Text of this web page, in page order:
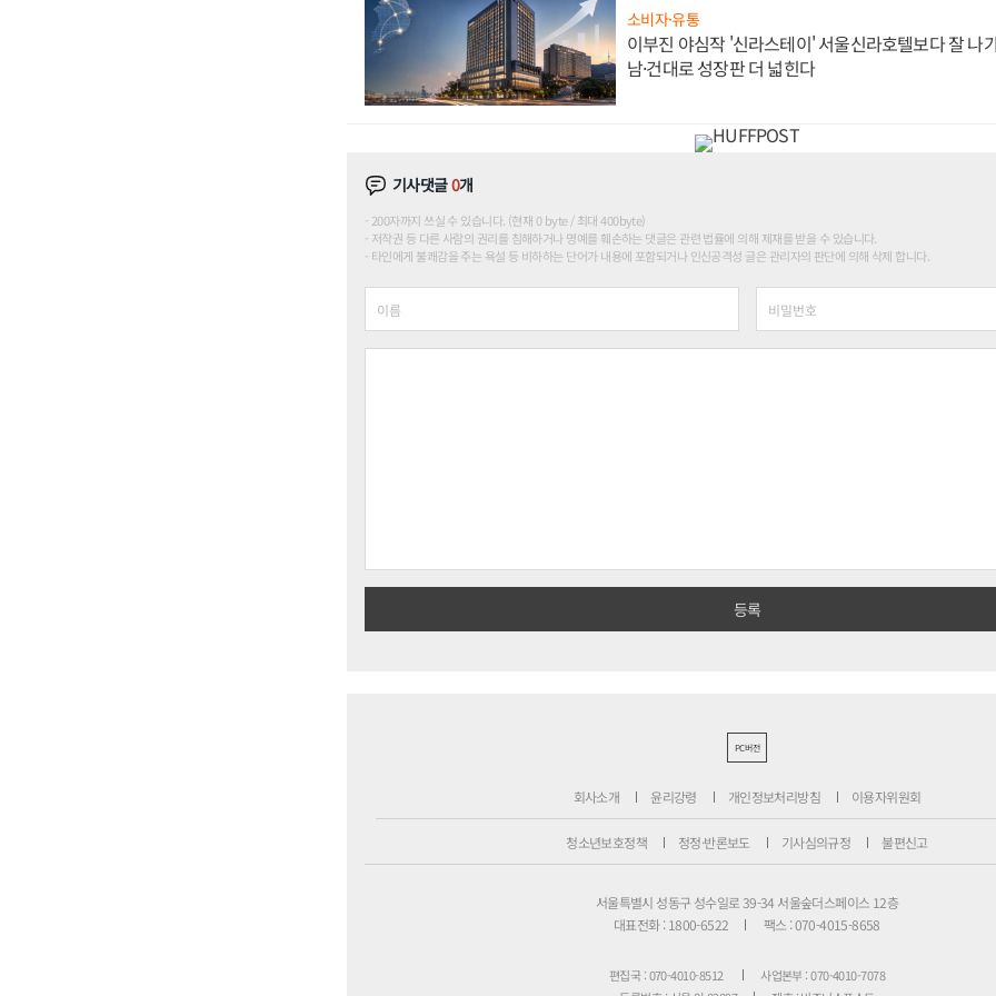
소비자·유통
이부진 야심작 '신라스테이' 서울신라호텔보다 잘 나
남·건대로 성장판 더 넓힌다
기사댓글0개
200자까지 쓰실 수 있습니다. (현재 0 byte / 최대 400byte)
저작권 등 다른 사람의 권리를 침해하거나 명예를 훼손하는 댓글은 관련 법률에 의해 제재를 받을 수 있습니다.
타인에게 불쾌감을 주는 욕설 등 비하하는 단어가 내용에 포함되거나 인신공격성 글은 관리자의 판단에 의해 삭제 합니다.
PC버전
회사소개 윤리강령 개인정보처리방침 이용자위원회
청소년보호정책 정정·반론보도 기사심의규정 불편신고
서울특별시 성동구 성수일로 39-34 서울숲더스페이스 12층
대표전화 : 1800-6522
팩스 : 070-4015-8658
편집국 : 070-4010-8512
사업본부 : 070-4010-7078